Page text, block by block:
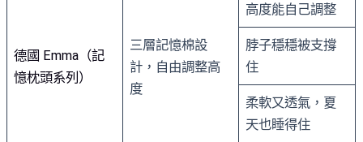
德國 Emma （記
憶枕頭系列）
三層記憶棉設
計，自由調整高
度
高度能自己調整
脖子穩穩被支撐
住
柔軟又透氣，夏
天也睡得住